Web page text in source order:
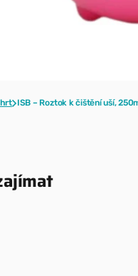
ISB – Roztok k čištění uší,